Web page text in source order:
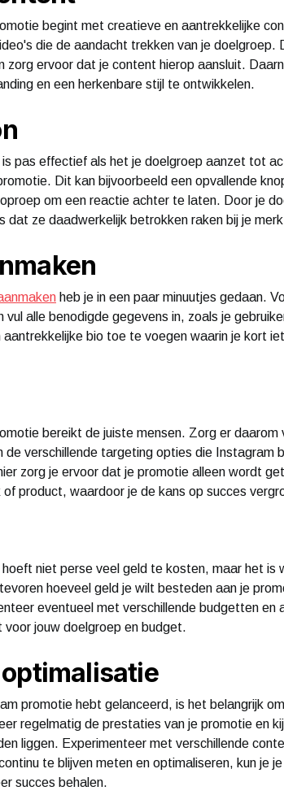
begint met creatieve en aantrekkelijke
die de aandacht trekken van je doelgroep.
zorg ervoor dat je content hierop aansluit.
en een herkenbare stijl te ontwikkelen.
pas effectief als het je doelgroep aanzet tot
Dit kan bijvoorbeeld een opvallende
om een reactie achter te laten. Door je
dat ze daadwerkelijk betrokken raken bij je
heb je in een paar minuutjes gedaan.
vul alle benodigde gegevens in, zoals je
bio toe te voegen waarin je kort
bereikt de juiste mensen. Zorg er
de verschillende targeting opties die Instagram
zorg je ervoor dat je promotie alleen wordt
of product, waardoor je de kans op succes
niet perse veel geld te kosten, maar het is
hoeveel geld je wilt besteden aan je
eventueel met verschillende budgetten en
jouw doelgroep en budget.
promotie hebt gelanceerd, is het belangrijk
regelmatig de prestaties van je promotie en
liggen. Experimenteer met verschillende
te blijven meten en optimaliseren, kun je
succes behalen.